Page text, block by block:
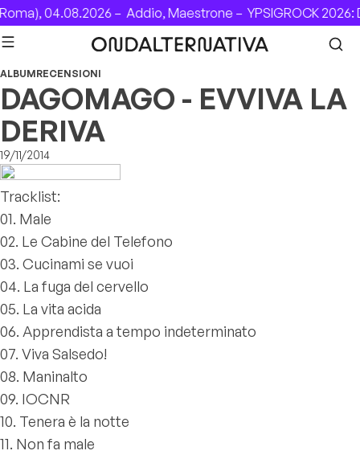
Skip to content
04.08.2026 –Addio, Maestrone –YPSIGROCK 2026:
ALBUMRECENSIONI
DAGOMAGO - EVVIVA LA
DERIVA
19/11/2014
Tracklist:
01. Male
02. Le Cabine del Telefono
03. Cucinami se vuoi
04. La fuga del cervello
05. La vita acida
06. Apprendista a tempo indeterminato
07. Viva Salsedo!
08. Maninalto
09. IOCNR
10. Tenera è la notte
11. Non fa male